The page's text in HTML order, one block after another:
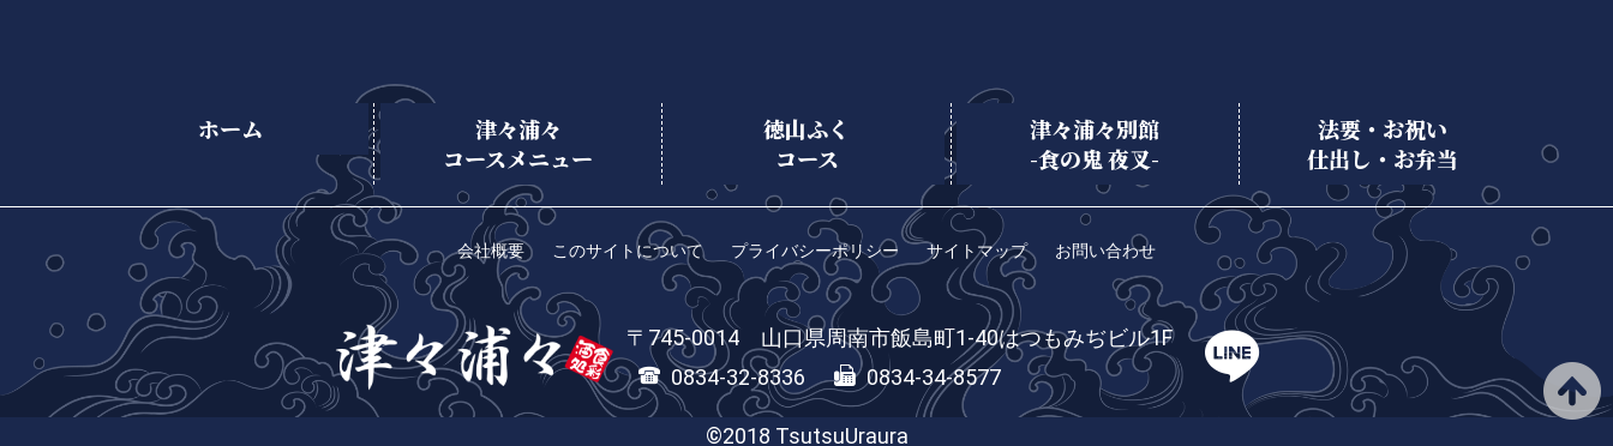
ホーム
津々浦々
コースメニュー
徳山ふく
コース
津々浦々別館
-食の鬼 夜叉-
法要・お祝い
仕出し・お弁当
会社概要 このサイトについて プライバシーポリシー サイトマップ お問い合わせ
745-0014 山口県周南市飯島町1-40はつもみぢビル1F
0834-32-8336
0834-34-8577
©2018 TsutsuUraura